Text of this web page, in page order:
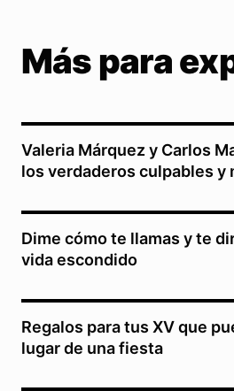
Más para
Valeria Márquez y Carlos
los verdaderos culpables y
Dime cómo te llamas y te
vida escondido
Regalos para tus XV que
lugar de una fiesta